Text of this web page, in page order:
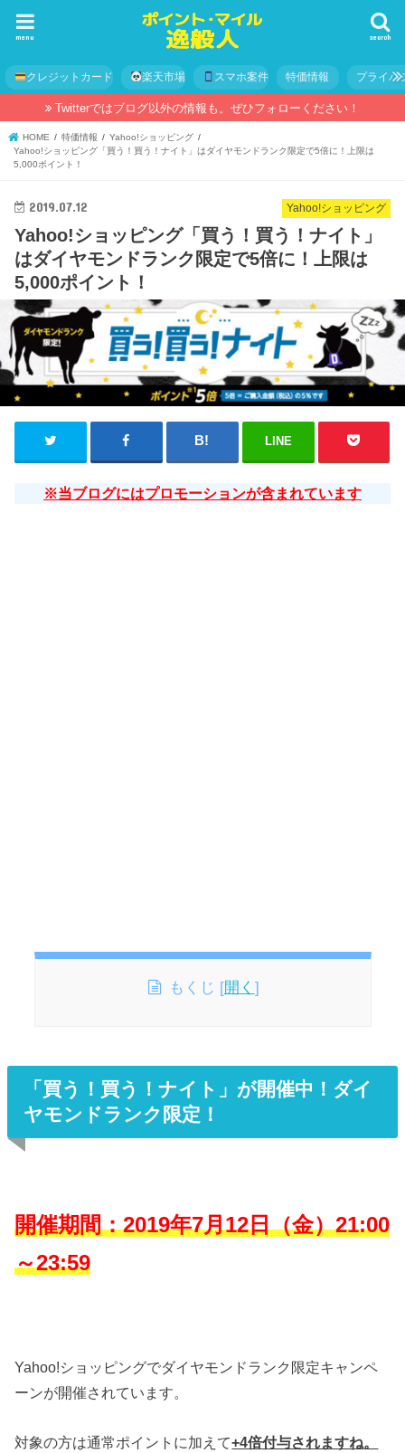
search
menu
クレジットカード 楽天市場 スマホ案件 特価情報 プライバ
Twitterではブログ以外の情報も。ぜひフォローください！
HOME 特価情報
Yahoo!ショッピング
Yahoo!ショッピング「買う！買う！ナイト」はダイヤモンドランク限定で5倍に！上限は
5,000ポイント！
Yahoo!ショッピング
2019.07.12
Yahoo!ショッピング「買う！買う！ナイト」
はダイヤモンドランク限定で5倍に！上限は
5,000ポイント！
LINE
※当ブログにはプロモーションが含まれています
もくじ [開く ]
「買う！買う！ナイト」が開催中！ダイ
ヤモンドランク限定！
開催期間：2019年7月12日（金）21:00
～23:59
Yahoo!ショッピングでダイヤモンドランク限定キャンペ
ーンが開催されています。
対象の方は通常ポイントに加えて+4倍付与されますね。